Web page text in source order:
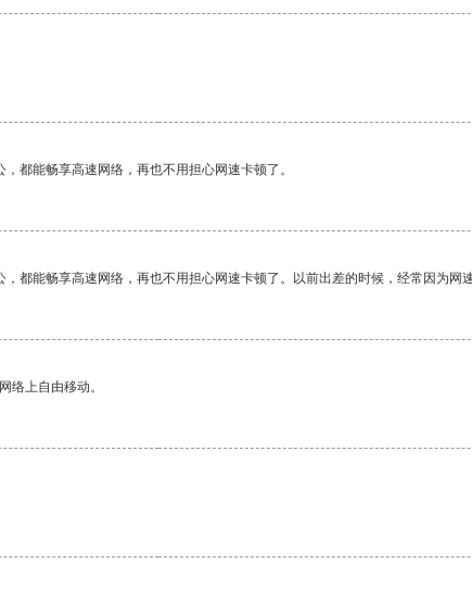
都能畅享高速网络，再也不用担心网速卡顿了。
都能畅享高速网络，再也不用担心网速卡顿了。以前出差的时候，经常因为网
络上自由移动。